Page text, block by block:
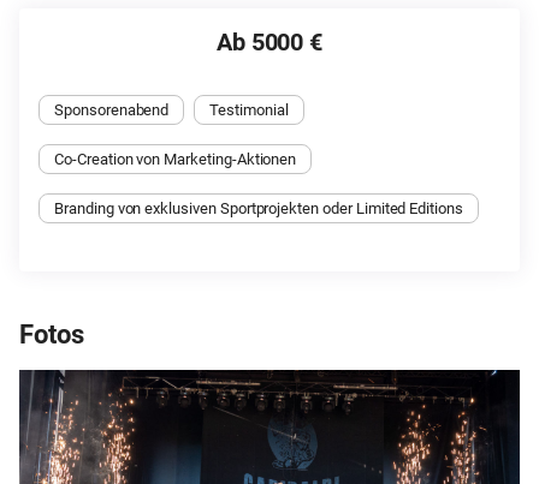
Ab 5000 €
Sponsorenabend Testimonial
Co-Creation von Marketing-Aktionen
Branding von exklusiven Sportprojekten oder Limited Editions
Fotos